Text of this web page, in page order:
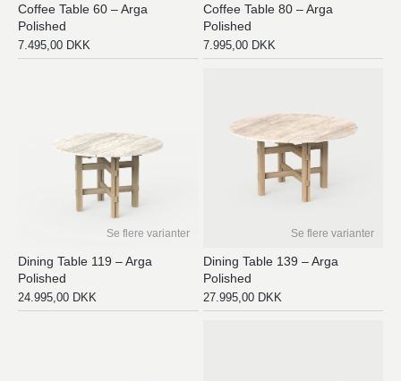
Coffee Table 60 – Arga
Polished
7.495,00 DKK
Coffee Table 80 – Arga
Polished
7.995,00 DKK
Se flere varianter
Dining Table 119 – Arga
Polished
24.995,00 DKK
Se flere varianter
Dining Table 139 – Arga
Polished
27.995,00 DKK